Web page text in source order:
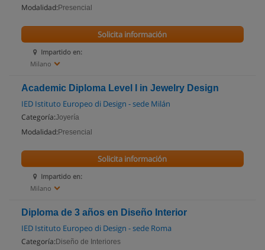
Modalidad: Presencial
Impartido en:
Milano
Solicita información
Academic Diploma Level I in Jewelry Design
IED Istituto Europeo di Design - sede Milán
Categoría:Joyería
Modalidad: Presencial
Impartido en:
Milano
Solicita información
Diploma de 3 años en Diseño Interior
IED Istituto Europeo di Design - sede Roma
Categoría: Diseño de Interiores